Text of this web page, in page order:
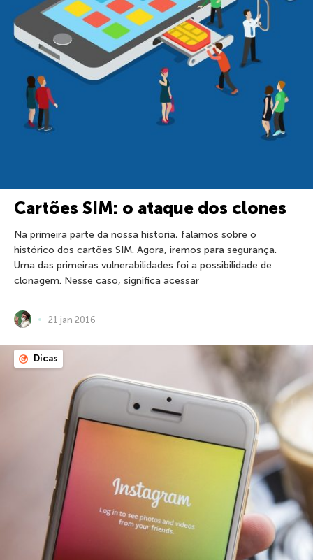
Cartões SIM: o ataque dos clones
Na primeira parte da nossa história, falamos sobre o
histórico dos cartões SIM. Agora, iremos para segurança.
Uma das primeiras vulnerabilidades foi a possibilidade de
clonagem. Nesse caso, significa acessar
21 jan 2016
Dicas